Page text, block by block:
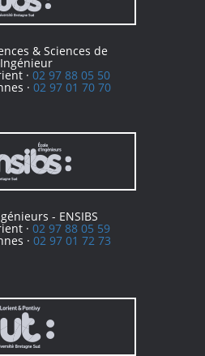
& Sciences de
· 02 97 88 05 50
· 02 97 01 70 70
- ENSIBS
· 02 97 88 05 59
· 02 97 01 72 73